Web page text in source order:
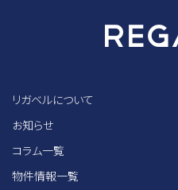
リガベルについて
お知らせ
コラム一覧
物件情報一覧